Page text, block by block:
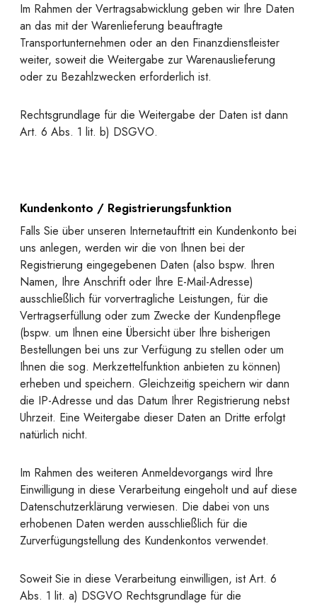
Im Rahmen der Vertragsabwicklung geben wir Ihre Daten
an das mit der Warenlieferung beauftragte
Transportunternehmen oder an den Finanzdienstleister
weiter, soweit die Weitergabe zur Warenauslieferung
oder zu Bezahlzwecken erforderlich ist.
Rechtsgrundlage für die Weitergabe der Daten ist dann
Art. 6 Abs. 1 lit. b) DSGVO.
Kundenkonto / Registrierungsfunktion
Falls Sie über unseren Internetauftritt ein Kundenkonto bei
uns anlegen, werden wir die von Ihnen bei der
Registrierung eingegebenen Daten (also bspw. Ihren
Namen, Ihre Anschrift oder Ihre E-Mail-Adresse)
ausschließlich für vorvertragliche Leistungen, für die
Vertragserfüllung oder zum Zwecke der Kundenpflege
(bspw. um Ihnen eine Übersicht über Ihre bisherigen
Bestellungen bei uns zur Verfügung zu stellen oder um
Ihnen die sog. Merkzettelfunktion anbieten zu können)
erheben und speichern. Gleichzeitig speichern wir dann
die IP-Adresse und das Datum Ihrer Registrierung nebst
Uhrzeit. Eine Weitergabe dieser Daten an Dritte erfolgt
natürlich nicht.
Im Rahmen des weiteren Anmeldevorgangs wird Ihre
Einwilligung in diese Verarbeitung eingeholt und auf diese
Datenschutzerklärung verwiesen. Die dabei von uns
erhobenen Daten werden ausschließlich für die
Zurverfügungstellung des Kundenkontos verwendet.
Soweit Sie in diese Verarbeitung einwilligen, ist Art. 6
Abs. 1 lit. a) DSGVO Rechtsgrundlage für die